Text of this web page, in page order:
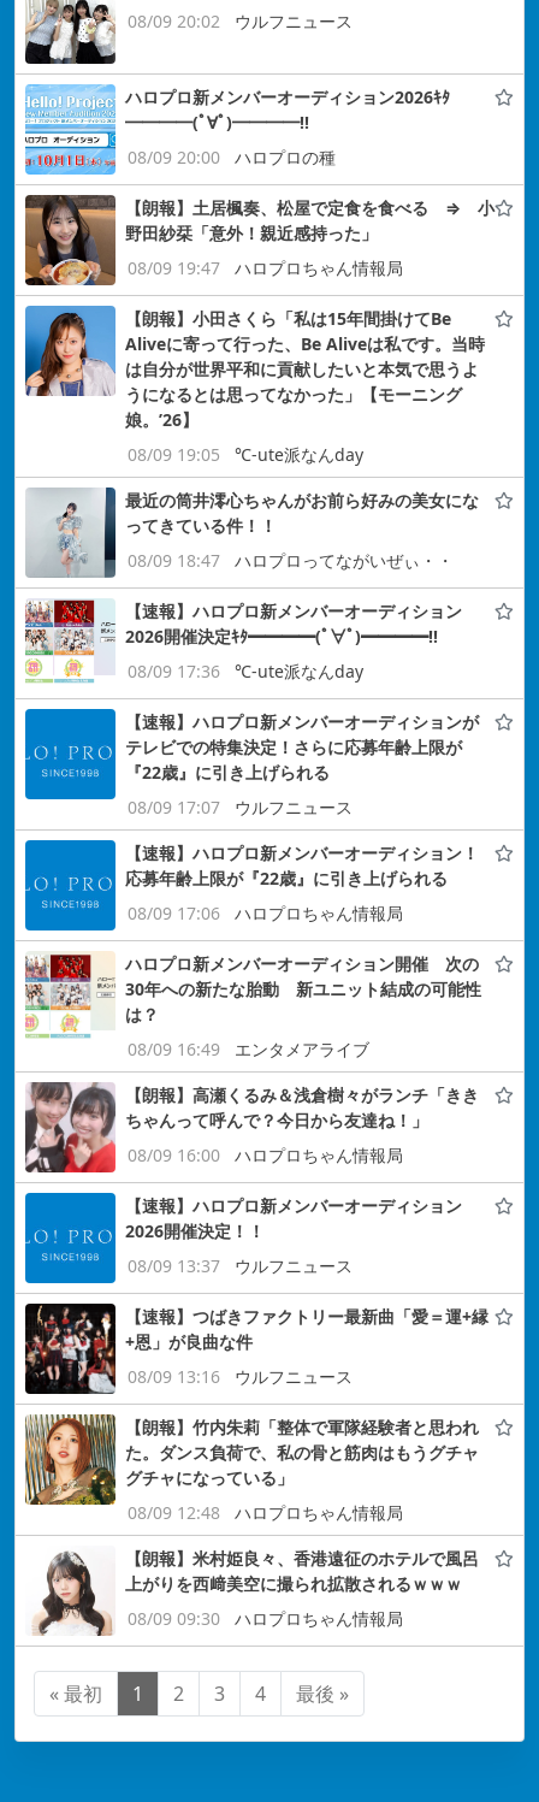
08/09 20:02
ウルフニュース
ハロプロ新メンバーオーディション2026ｷﾀ
━━━━(ﾟ∀ﾟ)━━━━!!
08/09 20:00
ハロプロの種
【朗報】土居楓奏、松屋で定食を食べる ⇒ 小
野田紗栞「意外！親近感持った」
08/09 19:47
ハロプロちゃん情報局
【朗報】小田さくら「私は15年間掛けてBe
Aliveに寄って行った、Be Aliveは私です。当時
は自分が世界平和に貢献したいと本気で思うよ
うになるとは思ってなかった」【モーニング
娘。’26】
08/09 19:05
℃-ute派なんday
最近の筒井澪心ちゃんがお前ら好みの美女にな
ってきている件！！
08/09 18:47
ハロプロってながいぜぃ・・
【速報】ハロプロ新メンバーオーディション
2026開催決定ｷﾀ━━━━(ﾟ∀ﾟ)━━━━!!
08/09 17:36
℃-ute派なんday
【速報】ハロプロ新メンバーオーディションが
テレビでの特集決定！さらに応募年齢上限が
『22歳』に引き上げられる
08/09 17:07
ウルフニュース
【速報】ハロプロ新メンバーオーディション！
応募年齢上限が『22歳』に引き上げられる
08/09 17:06
ハロプロちゃん情報局
ハロプロ新メンバーオーディション開催 次の
30年への新たな胎動 新ユニット結成の可能性
は？
08/09 16:49
エンタメアライブ
【朗報】高瀬くるみ＆浅倉樹々がランチ「きき
ちゃんって呼んで？今日から友達ね！」
08/09 16:00
ハロプロちゃん情報局
【速報】ハロプロ新メンバーオーディション
2026開催決定！！
08/09 13:37
ウルフニュース
【速報】つばきファクトリー最新曲「愛＝運+縁
+恩」が良曲な件
08/09 13:16
ウルフニュース
【朗報】竹内朱莉「整体で軍隊経験者と思われ
た。ダンス負荷で、私の骨と筋肉はもうグチャ
グチャになっている」
08/09 12:48
ハロプロちゃん情報局
【朗報】米村姫良々、香港遠征のホテルで風呂
上がりを西﨑美空に撮られ拡散されるｗｗｗ
08/09 09:30
ハロプロちゃん情報局
« 最初 1 2 3 4 最後 »